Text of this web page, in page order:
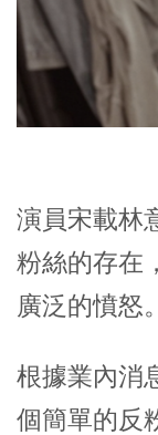
演員宋載林
粉絲的存在
廣泛的憤怒。
根據業內消
個簡單的反